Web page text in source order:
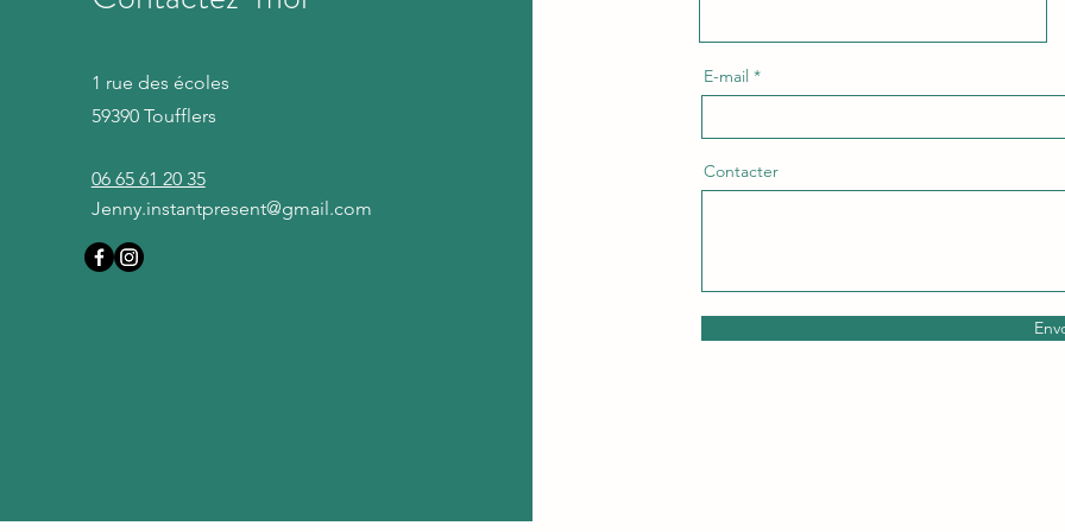
1 rue des écoles
59390 Toufflers
06 65 61 20 35
Jenny.instantpresent@gmail.com
E-mail
Contacter